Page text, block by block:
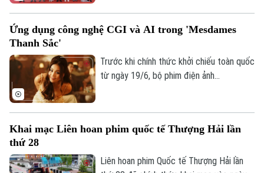
Tòa soạn Tòa soạn
là bước ngoặt tâm huyết của vị đạo diễn,
hào dân tộc nhân dịp kỷ niệm 610 năm
cuộc khởi nghĩa.
Ứng dụng công nghệ CGI và AI trong 'Mesdames
Thanh Sắc'
Trước khi chính thức khởi chiếu toàn quốc
từ ngày 19/6, bộ phim điện ảnh
diễn viên tên tuổi mà còn ở sự đầu tư lớn
Gòn thập niên 1960.
Khai mạc Liên hoan phim quốc tế Thượng Hải lần
thứ 28
Liên hoan phim Quốc tế Thượng Hải lần